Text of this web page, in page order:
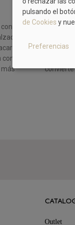
el
más
La
las
Outlet
pulsando el
de Cookies y
Preferencias